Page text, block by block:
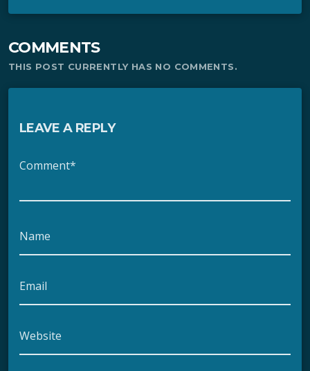
COMMENTS
THIS POST CURRENTLY HAS NO COMMENTS.
LEAVE A REPLY
Comment*
Name
Email
Website